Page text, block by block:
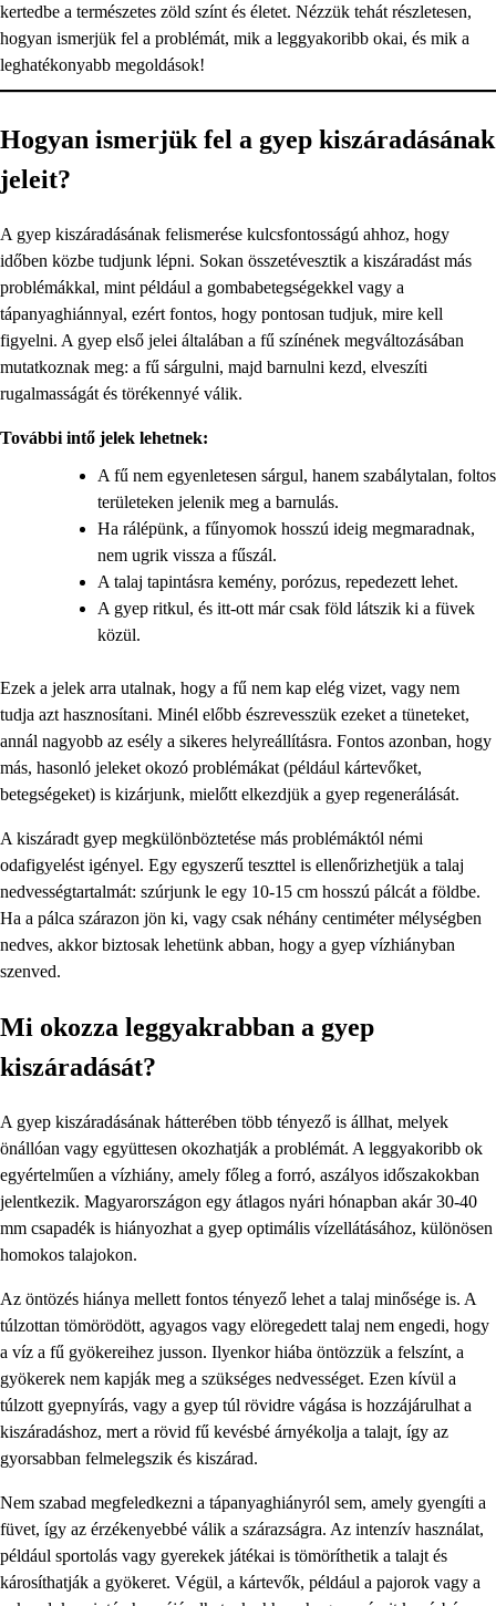
kertedbe a természetes zöld színt és életet. Nézzük tehát részletesen,
hogyan ismerjük fel a problémát, mik a leggyakoribb okai, és mik a
leghatékonyabb megoldások!
Hogyan ismerjük fel a gyep kiszáradásának
jeleit?
A gyep kiszáradásának felismerése kulcsfontosságú ahhoz, hogy
időben közbe tudjunk lépni. Sokan összetévesztik a kiszáradást más
problémákkal, mint például a gombabetegségekkel vagy a
tápanyaghiánnyal, ezért fontos, hogy pontosan tudjuk, mire kell
figyelni. A gyep első jelei általában a fű színének megváltozásában
mutatkoznak meg: a fű sárgulni, majd barnulni kezd, elveszíti
rugalmasságát és törékennyé válik.
További intő jelek lehetnek:
A fű nem egyenletesen sárgul, hanem szabálytalan, foltos
területeken jelenik meg a barnulás.
Ha rálépünk, a fűnyomok hosszú ideig megmaradnak,
nem ugrik vissza a fűszál.
A talaj tapintásra kemény, porózus, repedezett lehet.
A gyep ritkul, és itt-ott már csak föld látszik ki a füvek
közül.
Ezek a jelek arra utalnak, hogy a fű nem kap elég vizet, vagy nem
tudja azt hasznosítani. Minél előbb észrevesszük ezeket a tüneteket,
annál nagyobb az esély a sikeres helyreállításra. Fontos azonban, hogy
más, hasonló jeleket okozó problémákat (például kártevőket,
betegségeket) is kizárjunk, mielőtt elkezdjük a gyep regenerálását.
A kiszáradt gyep megkülönböztetése más problémáktól némi
odafigyelést igényel. Egy egyszerű teszttel is ellenőrizhetjük a talaj
nedvességtartalmát: szúrjunk le egy 10-15 cm hosszú pálcát a földbe.
Ha a pálca szárazon jön ki, vagy csak néhány centiméter mélységben
nedves, akkor biztosak lehetünk abban, hogy a gyep vízhiányban
szenved.
Mi okozza leggyakrabban a gyep
kiszáradását?
A gyep kiszáradásának hátterében több tényező is állhat, melyek
önállóan vagy együttesen okozhatják a problémát. A leggyakoribb ok
egyértelműen a vízhiány, amely főleg a forró, aszályos időszakokban
jelentkezik. Magyarországon egy átlagos nyári hónapban akár 30-40
mm csapadék is hiányozhat a gyep optimális vízellátásához, különösen
homokos talajokon.
Az öntözés hiánya mellett fontos tényező lehet a talaj minősége is. A
túlzottan tömörödött, agyagos vagy elöregedett talaj nem engedi, hogy
a víz a fű gyökereihez jusson. Ilyenkor hiába öntözzük a felszínt, a
gyökerek nem kapják meg a szükséges nedvességet. Ezen kívül a
túlzott gyepnyírás, vagy a gyep túl rövidre vágása is hozzájárulhat a
kiszáradáshoz, mert a rövid fű kevésbé árnyékolja a talajt, így az
gyorsabban felmelegszik és kiszárad.
Nem szabad megfeledkezni a tápanyaghiányról sem, amely gyengíti a
füvet, így az érzékenyebbé válik a szárazságra. Az intenzív használat,
például sportolás vagy gyerekek játékai is tömöríthetik a talajt és
károsíthatják a gyökeret. Végül, a kártevők, például a pajorok vagy a